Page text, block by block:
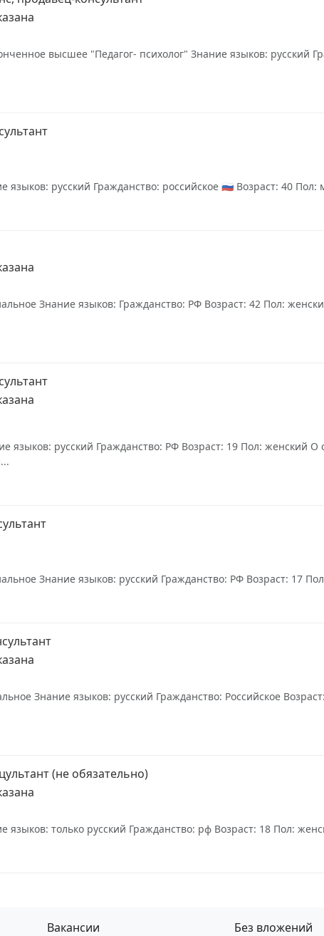
высшее "Педагог- психолог" Знание языков: русский
языков: русский Гражданство: российское 🇷🇺 Возраст: 40
Знание языков: Гражданство: РФ Возраст: 42 Пол:
языков: русский Гражданство: РФ Возраст: 19 Пол: женский
Знание языков: русский Гражданство: РФ Возраст: 17
Знание языков: русский Гражданство: Российское
(не обязательно)
языков: только русский Гражданство: рф Возраст: 18 Пол:
Вакансии Без вложений